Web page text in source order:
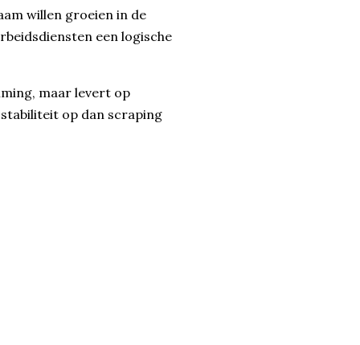
willen groeien in de
een logische
maar levert op
op dan scraping